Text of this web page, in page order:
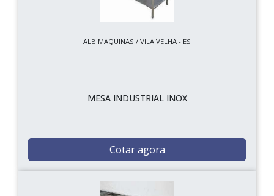
ALBIMAQUINAS / VILA VELHA - ES
MESA INDUSTRIAL INOX
Cotar agora